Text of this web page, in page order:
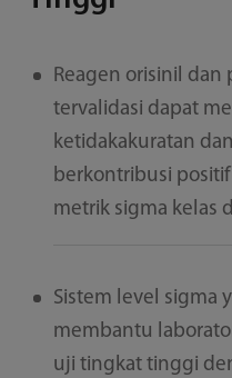
Reagen orisinil dan
tervalidasi dapat
ketidakakuratan
berkontribusi
metrik sigma kelas
Sistem level sigma
membantu
uji tingkat tinggi